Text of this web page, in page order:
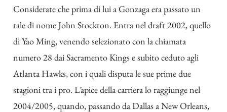
Considerate che prima di lui a Gonzaga era passato un
tale di nome John Stockton. Entra nel draft 2002, quello
di Yao Ming, venendo selezionato con la chiamata
numero 28 dai Sacramento Kings e subito ceduto agli
Atlanta Hawks, con i quali disputa le sue prime due
stagioni tra i pro. L’apice della carriera lo raggiunge nel
2004/2005, quando, passando da Dallas a New Orleans,